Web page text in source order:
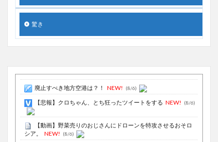
驚き
廃止すべき地方空港は？！ NEW! (8/6)
【悲報】クロちゃん、とち狂ったツイートをする NEW! (8/6)
【動画】野菜売りのおじさんにドローンを特攻させるおそロ
シア。
NEW! (8/6)